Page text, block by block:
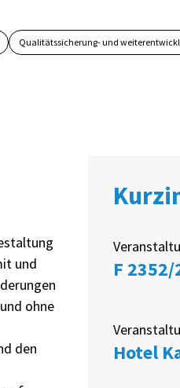
Qualitätssicherung- und
und
ohne
den
F 2352/
Hotel